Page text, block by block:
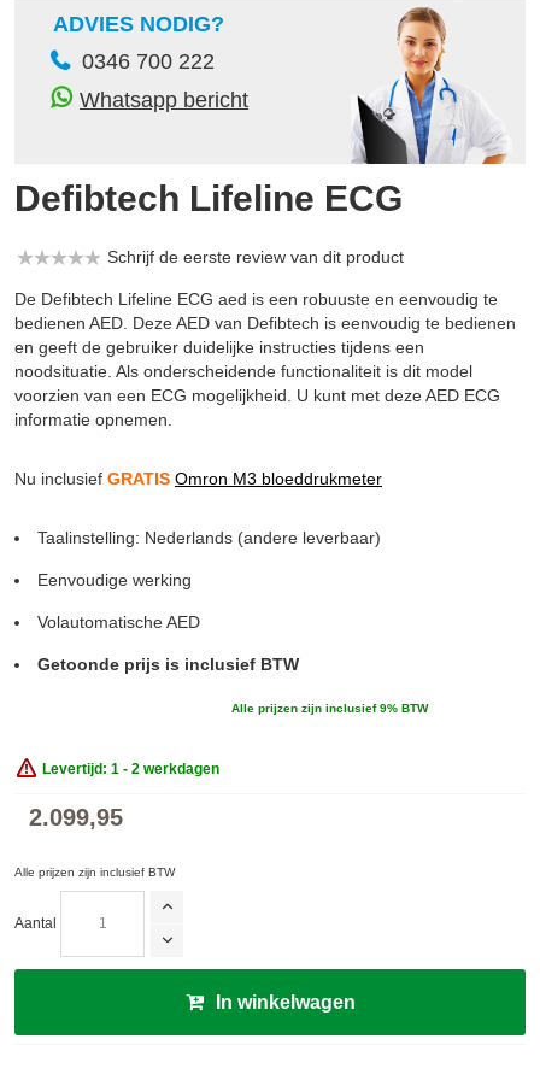
ADVIES NODIG?
0346 700 222
Whatsapp bericht
Defibtech Lifeline ECG
Schrijf de eerste review van dit product
De Defibtech Lifeline ECG aed is een robuuste en eenvoudig te
bedienen AED. Deze AED van Defibtech is eenvoudig te bedienen
en geeft de gebruiker duidelijke instructies tijdens een
noodsituatie. Als onderscheidende functionaliteit is dit model
voorzien van een ECG mogelijkheid. U kunt met deze AED ECG
informatie opnemen.
Nu inclusief GRATIS Omron M3 bloeddrukmeter
Taalinstelling: Nederlands (andere leverbaar)
Eenvoudige werking
Volautomatische AED
Getoonde prijs is inclusief BTW
Alle prijzen zijn inclusief 9% BTW
Levertijd: 1 - 2 werkdagen
2.099,95
Alle prijzen zijn inclusief BTW
Aantal
In winkelwagen